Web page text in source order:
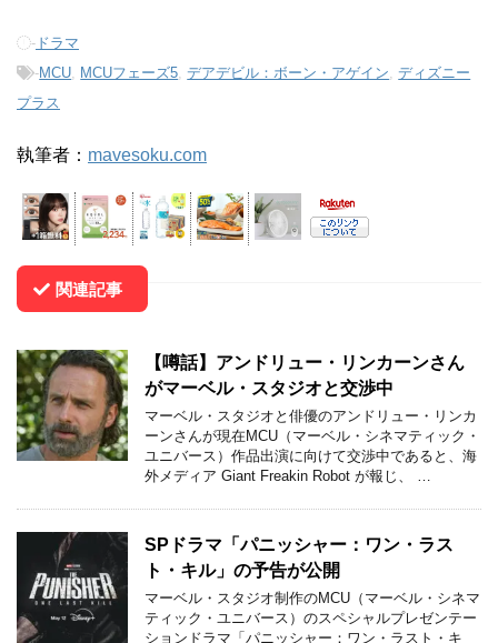
- ドラマ
-MCU MCUフェーズ5 ,デアデビル：ボーン・アゲイン ,ディズニー
プラス
執筆者： mavesoku.com
関連記事
【噂話】アンドリュー・リンカーンさん
がマーベル・スタジオと交渉中
マーベル・スタジオと俳優のアンドリュー・リンカ
ーンさんが現在MCU（マーベル・シネマティック・
ユニバース）作品出演に向けて交渉中であると、海
外メディア Giant Freakin Robot が報じ、 …
SPドラマ「パニッシャー：ワン・ラス
ト・キル」の予告が公開
マーベル・スタジオ制作のMCU（マーベル・シネマ
ティック・ユニバース）のスペシャルプレゼンテー
ションドラマ「パニッシャー：ワン・ラスト・キ